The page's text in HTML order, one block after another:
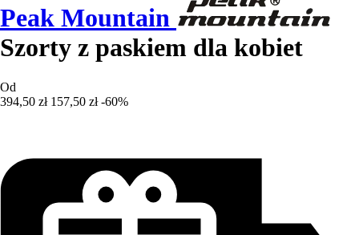
Peak Mountain
Szorty z paskiem dla kobiet
Od
394,50 zł 157,50 zł -60%